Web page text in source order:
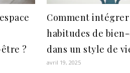
?
Comment intégrer
habitudes de
dans un style de
avril 19, 2025